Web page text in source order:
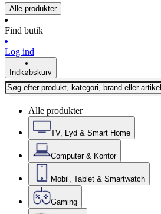
Alle produkter
Find butik
Log ind
Indkøbskurv
Alle produkter
TV, Lyd & Smart Home
Computer & Kontor
Mobil, Tablet & Smartwatch
Gaming